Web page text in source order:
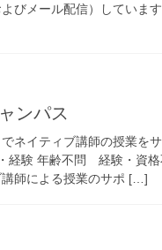
びメール配信）していま
ンパス
ネイティブ講師の授業を
経験 年齢不問 経験・資
師による授業のサポ […]